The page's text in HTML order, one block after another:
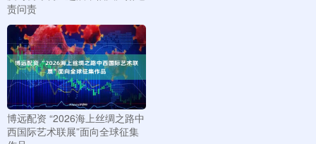
责问责
博远配资 “2026海上丝绸之路中
西国际艺术联展”面向全球征集